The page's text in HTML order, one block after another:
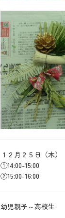
１２月２５日（木）
①14:00-15:00
②15:00-16:00
幼児親子～高校生